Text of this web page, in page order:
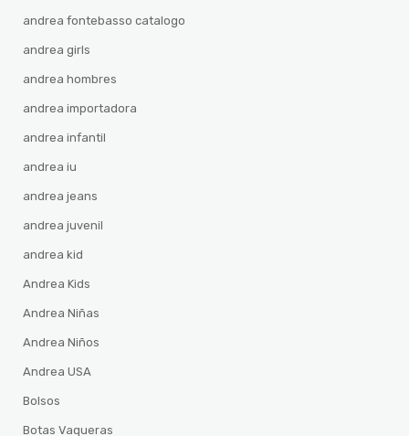
andrea fontebasso catalogo
andrea girls
andrea hombres
andrea importadora
andrea infantil
andrea iu
andrea jeans
andrea juvenil
andrea kid
Andrea Kids
Andrea Niñas
Andrea Niños
Andrea USA
Bolsos
Botas Vaqueras